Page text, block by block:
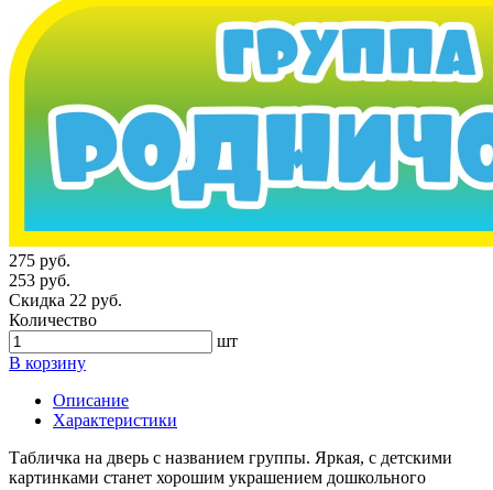
275 руб.
253 руб.
Скидка 22 руб.
Количество
шт
В корзину
Описание
Характеристики
Табличка на дверь с названием группы. Яркая, с детскими
картинками станет хорошим украшением дошкольного